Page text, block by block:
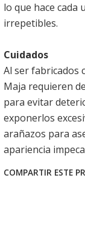
lo que hace cada
irrepetibles.
Cuidados
Al ser fabricados
Maja requieren
para evitar
exponerlos
arañazos para
apariencia
COMPARTIR ESTE